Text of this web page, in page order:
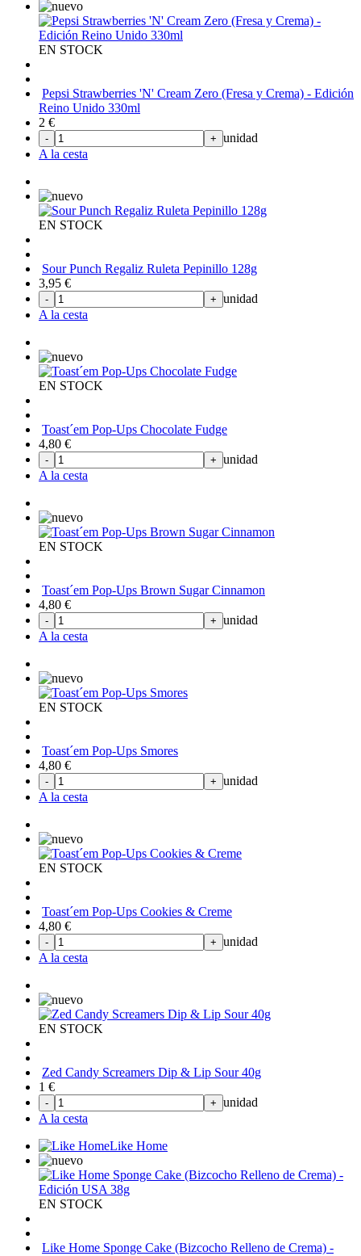
EN STOCK
Pepsi Strawberries 'N' Cream Zero (Fresa y Crema) - Edición
Reino Unido 330ml
2 €
- + unidad
A la cesta
EN STOCK
Sour Punch Regaliz Ruleta Pepinillo 128g
3,95 €
- + unidad
A la cesta
EN STOCK
Toast´em Pop-Ups Chocolate Fudge
4,80 €
- + unidad
A la cesta
EN STOCK
Toast´em Pop-Ups Brown Sugar Cinnamon
4,80 €
- + unidad
A la cesta
EN STOCK
Toast´em Pop-Ups Smores
4,80 €
- + unidad
A la cesta
EN STOCK
Toast´em Pop-Ups Cookies & Creme
4,80 €
- + unidad
A la cesta
EN STOCK
Zed Candy Screamers Dip & Lip Sour 40g
1 €
- + unidad
A la cesta
Like Home
EN STOCK
Like Home Sponge Cake (Bizcocho Relleno de Crema) -